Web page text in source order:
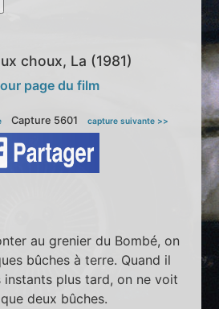
choux, La (1981)
page du film
Capture 5601 capture suivante >>
au grenier du Bombé, on
bûches à terre. Quand il
instants plus tard, on ne voit
deux bûches.